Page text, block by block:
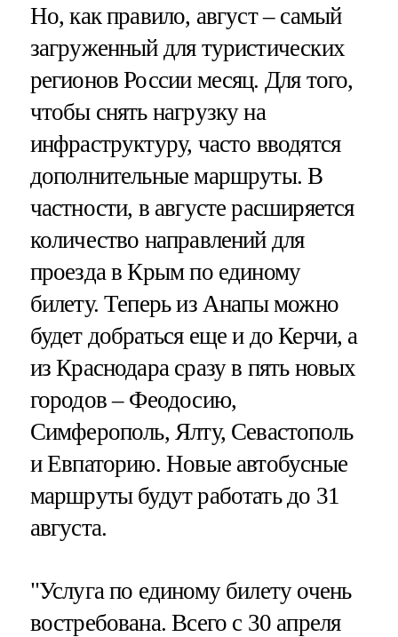
Но, как правило, август – самый
загруженный для туристических
регионов России месяц. Для того,
чтобы снять нагрузку на
инфраструктуру, часто вводятся
дополнительные маршруты. В
частности, в августе расширяется
количество направлений для
проезда в Крым по единому
билету. Теперь из Анапы можно
будет добраться еще и до Керчи, а
из Краснодара сразу в пять новых
городов – Феодосию,
Симферополь, Ялту, Севастополь
и Евпаторию. Новые автобусные
маршруты будут работать до 31
августа.
"Услуга по единому билету очень
востребована. Всего с 30 апреля